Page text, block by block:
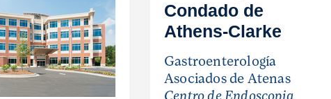
Condado de
Athens-Clarke
Gastroenterología
Asociados de Atenas
Centro de Endoscopia